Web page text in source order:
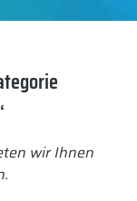
wir Ihnen